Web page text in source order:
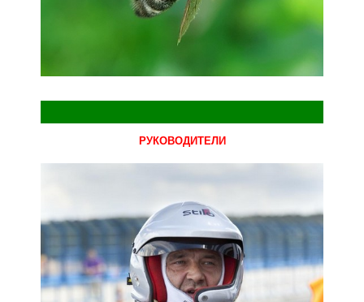
РУКОВОДИТЕЛИ